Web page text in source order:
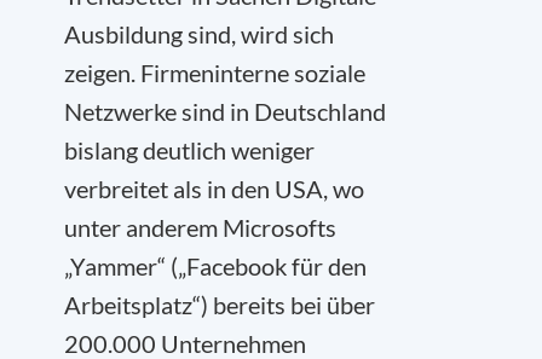
Ausbildung sind, wird sich
zeigen. Firmeninterne soziale
Netzwerke sind in Deutschland
bislang deutlich weniger
verbreitet als in den USA, wo
unter anderem Microsofts
„Yammer“ („Facebook für den
Arbeitsplatz“) bereits bei über
200.000 Unternehmen